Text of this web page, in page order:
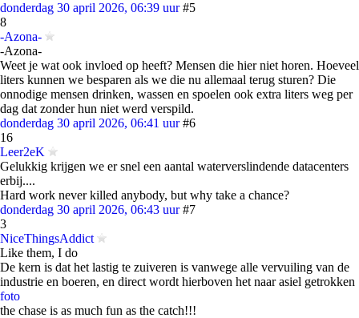
donderdag 30 april 2026, 06:39 uur #5
8
-Azona-
-Azona-
Weet je wat ook invloed op heeft? Mensen die hier niet horen. Hoeveel
liters kunnen we besparen als we die nu allemaal terug sturen? Die
onnodige mensen drinken, wassen en spoelen ook extra liters weg per
dag dat zonder hun niet werd verspild.
donderdag 30 april 2026, 06:41 uur #6
16
Leer2eK
Gelukkig krijgen we er snel een aantal waterverslindende datacenters
erbij....
Hard work never killed anybody, but why take a chance?
donderdag 30 april 2026, 06:43 uur #7
3
NiceThingsAddict
Like them, I do
De kern is dat het lastig te zuiveren is vanwege alle vervuiling van de
industrie en boeren, en direct wordt hierboven het naar asiel getrokken
foto
the chase is as much fun as the catch!!!